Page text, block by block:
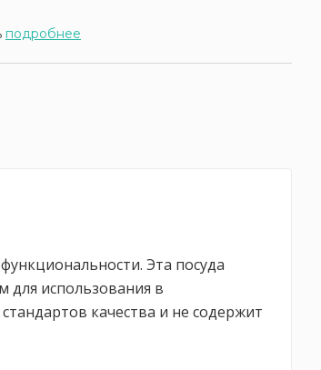
подробнее
Эта посуда
для использования в
качества и не содержит